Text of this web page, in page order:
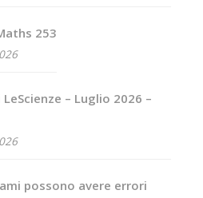
253
– Luglio 2026 –
possono avere errori